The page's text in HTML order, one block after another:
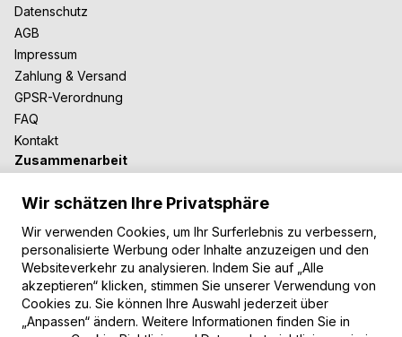
Datenschutz
AGB
Impressum
Zahlung & Versand
GPSR-Verordnung
FAQ
Kontakt
Zusammenarbeit
B2B-Zusammenarbeit
Unsere Teppiche
Moderne Teppiche
Vintage Teppiche
Shaggy Teppiche
Kinderteppiche
Wir schätzen Ihre Privatsphäre
Wir verwenden Cookies, um Ihr Surferlebnis zu verbessern,
personalisierte Werbung oder Inhalte anzuzeigen und den
Websiteverkehr zu analysieren. Indem Sie auf „Alle
akzeptieren“ klicken, stimmen Sie unserer Verwendung von
Cookies zu. Sie können Ihre Auswahl jederzeit über
„Anpassen“ ändern. Weitere Informationen finden Sie in